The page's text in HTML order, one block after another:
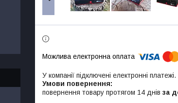
У компанії підключені електронні
повернення товару протягом 14 днів за